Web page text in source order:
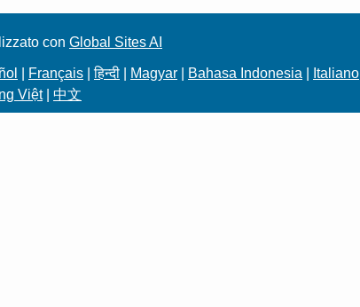
con Global Sites AI
Français |हिन्दी Magyar Bahasa Indonesia Italiano
Việt| 中文